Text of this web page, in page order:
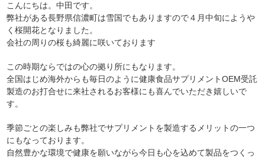
こんにちは。中田です。
弊社がある長野県信濃町は雪国でもありますので４月中旬にようや
く桜開花となりました。
会社の周りの桜も綺麗に咲いております
この時期ならではの心の拠り所にもなります。
全国はじめ海外からも毎日のように健康食品サプリメントOEM受託
製造のお打合せに来社されるお客様にも喜んでいただき嬉しいで
す。
季節ごとの楽しみも弊社でサプリメントを製造するメリットの一つ
にもなっております。
自然豊かな環境で健康を願いながら今日も心を込めて製品をつくっ